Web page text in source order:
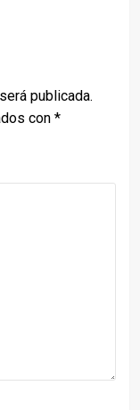
publicada.
con *